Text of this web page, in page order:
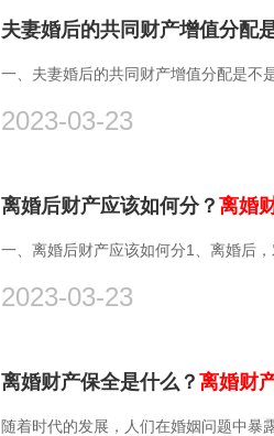
夫妻婚后的共同财产增值分配
一、夫妻婚后的共同财产增值分配是不
2023-03-23
离婚后财产应该如何分？ 离婚
一、离婚后财产应该如何分1、离婚后
2023-03-23
离婚财产保全是什么？ 离婚财
随着时代的发展，人们在婚姻问题中暴